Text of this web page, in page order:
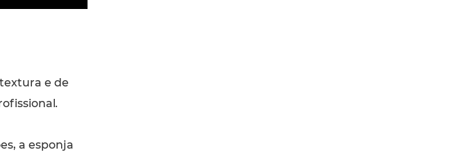
e de
.
a esponja